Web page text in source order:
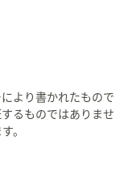
より書かれたもので
るものではありませ
。